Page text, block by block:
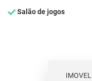
Salão de jogos
IMOVEL